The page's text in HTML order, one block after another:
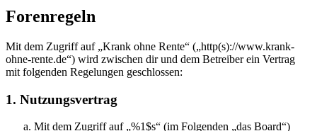
Forenregeln
Mit dem Zugriff auf „Krank ohne Rente“ („http(s)://www.krank-
ohne-rente.de“) wird zwischen dir und dem Betreiber ein Vertrag
mit folgenden Regelungen geschlossen:
1. Nutzungsvertrag
Mit dem Zugriff auf „%1$s“ (im Folgenden „das Board“)